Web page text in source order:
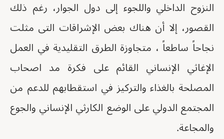
النزوح الداخلي واللجوء إلى دول الجوار، رغم ذلك
القصور، إلا أن هناك بعض الإشراقات التى مثلت
نجاحاً ساطعاً ، متجاوزة الطرق التقليدية في العمل
الإغاثي الإنساني القائم على فكرة مد اصحاب
المصلحة بالغذاء والتركيز في استقطابهم للدعم من
المجتمع الدولي على الوضع الكارثي الإنساني والجوع
والمجاعة.